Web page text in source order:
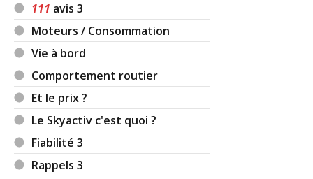
111 avis 3
Moteurs / Consommation
Vie à bord
Comportement routier
Et le prix ?
Le Skyactiv c'est quoi ?
Fiabilité 3
Rappels 3